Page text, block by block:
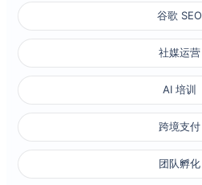
谷歌 SEO
社媒运营
AI 培训
跨境支付
团队孵化